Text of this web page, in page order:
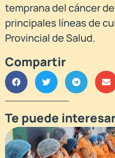
temprana del cáncer
principales líneas de
Provincial de Salud.
Compartir
Te puede